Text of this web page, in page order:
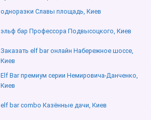
одноразки Славы площадь, Киев
эльф бар Профессора Подвысоцкого, Киев
Заказать elf bar онлайн Набережное шоссе,
Киев
Elf Bar премиум серии Немировича-Данченко,
Киев
elf bar combo Казённые дачи, Киев